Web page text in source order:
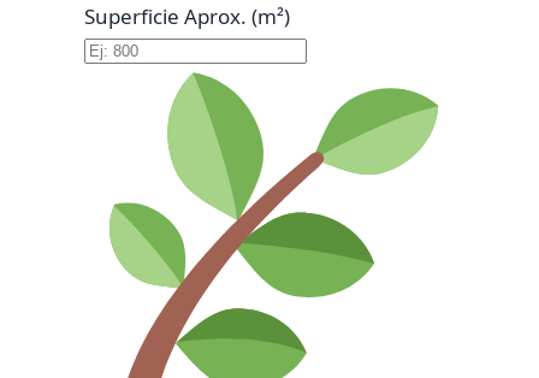
Superficie Aprox. (m²)